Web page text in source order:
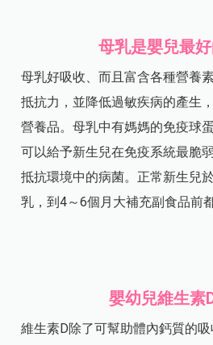
母乳是嬰兒最
母乳好吸收、而且富含各種營養
抵抗力，並降低過敏疾病的產生
營養品。母乳中有媽媽的免疫球
可以給予新生兒在免疫系統最脆
抵抗環境中的病菌。正常新生兒
乳，到4～6個月大補充副食品前
嬰幼兒維生素
維生素D除了可幫助體內鈣質的